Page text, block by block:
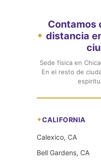
✦
Contamos
distancia
Sede física en
En el resto de
CALIFORNIA
Calexico, CA
Bell Gardens, CA